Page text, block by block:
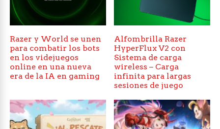
Razer y World se unen
para combatir los bots
en los videjuegos
online en una nueva
era de la IA en gaming
Alfombrilla Razer
HyperFlux V2 con
Sistema de carga
wireless – Carga
infinita para largas
sesiones de juego